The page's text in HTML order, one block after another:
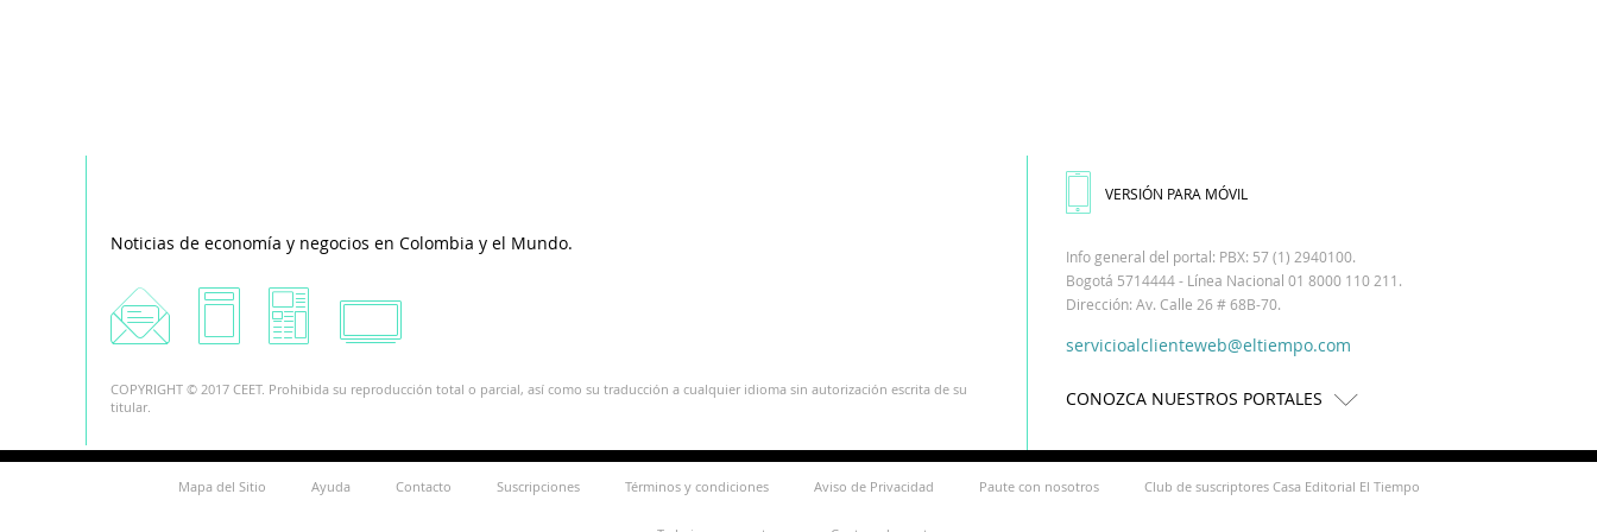
Noticias de economía y negocios en Colombia y el Mundo.
COPYRIGHT © 2017 CEET. Prohibida su reproducción total o parcial, así como su traducción a cualquier idioma sin autorización escrita de su
titular.
VERSIÓN PARA MÓVIL
Info general del portal: PBX: 57 (1) 2940100.
Bogotá 5714444 - Línea Nacional 01 8000 110 211.
Dirección: Av. Calle 26 # 68B-70.
servicioalclienteweb@eltiempo.com
CONOZCA NUESTROS PORTALES
Mapa del Sitio Ayuda Contacto Suscripciones Términos y condiciones Aviso de Privacidad Paute con nosotros Club de suscriptores Casa Editorial El Tiempo